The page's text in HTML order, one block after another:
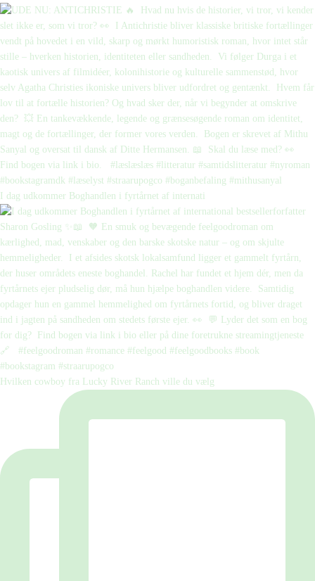
I dag udkommer Boghandlen i fyrtårnet af internati
Hvilken cowboy fra Lucky River Ranch ville du vælg